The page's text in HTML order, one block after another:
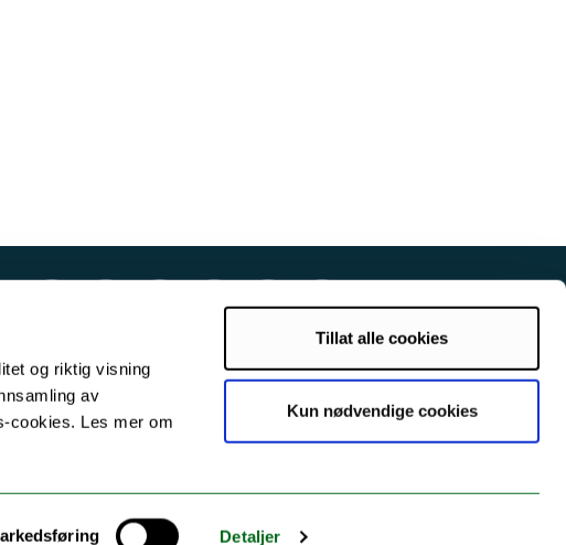
og riktig visning
av
cookies. Les mer om
Detaljer
Tillat alle cookies
Kun nødvendige cookies